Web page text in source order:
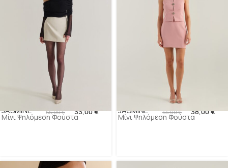
JASMINE 55,00€ 33,00€
Μίνι Ψηλόμεση Φούστα
JASMINE 55,00€ 38,00€
Μίνι Ψηλόμεση Φούστα